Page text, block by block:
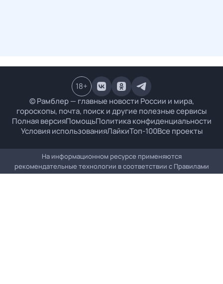
© Рамблер — главные новости России и мира,
гороскопы, почта, поиск и другие полезные сервисы
Полная версияПомощьПолитика конфиденциальности
Условия использованияЛайкиТоп-100Все проекты
18+
На информационном ресурсе применяются
рекомендательные технологии в соответствии с Правилами